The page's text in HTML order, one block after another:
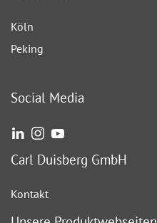
Köln
Peking
Social Media
Carl Duisberg GmbH
Kontakt